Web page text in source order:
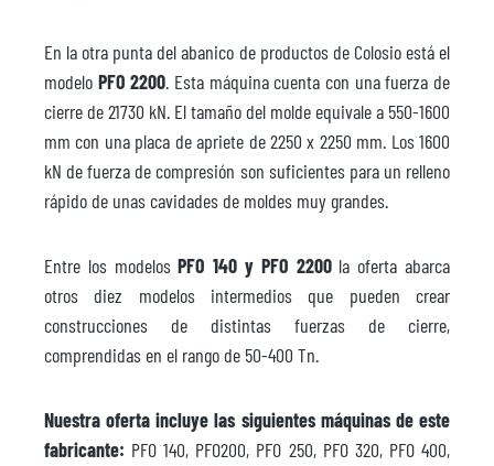
En la otra punta del abanico de productos de Colosio está el
modelo PFO 2200. Esta máquina cuenta con una fuerza de
cierre de 21730 kN. El tamaño del molde equivale a 550-1600
mm con una placa de apriete de 2250 x 2250 mm. Los 1600
kN de fuerza de compresión son suficientes para un relleno
rápido de unas cavidades de moldes muy grandes.
Entre los modelosPFO 140 y PFO 2200la oferta abarca
otros diez modelos intermedios que pueden crear
construcciones de distintas fuerzas de cierre,
comprendidas en el rango de 50-400 Tn.
Nuestra oferta incluye las siguientes máquinas de este
fabricante: PFO 140, PFO200, PFO 250, PFO 320, PFO 400,